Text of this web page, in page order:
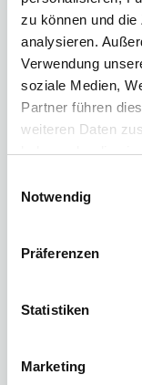
zu können und
analysieren.
Verwendung
soziale Medien,
Partner führen
weiteren Daten
haben oder die
Notwendig
Präferenzen
Statistiken
Marketing